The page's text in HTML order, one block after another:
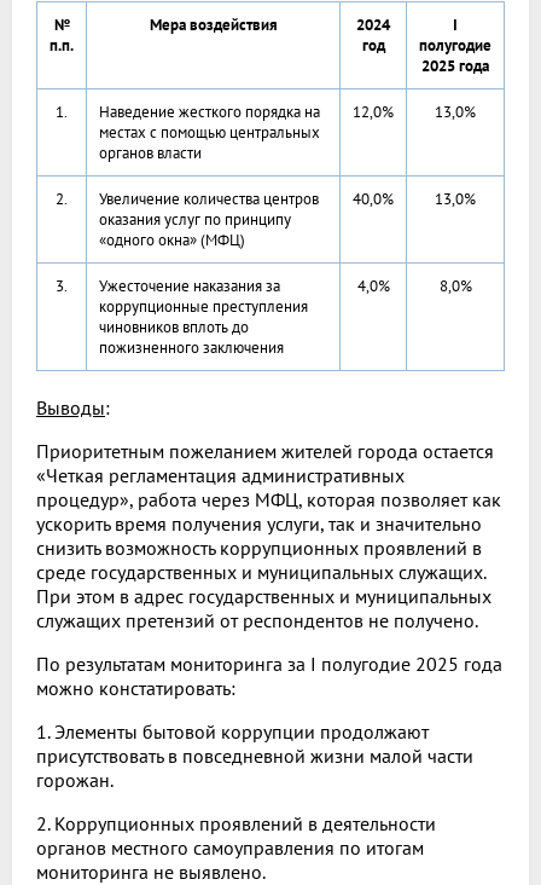
№
п.п.
Мера воздействия
2024
год
I
полугодие
2025 года
1.
Наведение жесткого порядка на
местах с помощью центральных
органов власти
12,0% 13,0%
2.
Увеличение количества центров
оказания услуг по принципу
«одного окна» (МФЦ)
40,0% 13,0%
3.
Ужесточение наказания за
коррупционные преступления
чиновников вплоть до
пожизненного заключения
4,0% 8,0%
Выводы:
Приоритетным пожеланием жителей города остается
«Четкая регламентация административных
процедур», работа через МФЦ, которая позволяет как
ускорить время получения услуги, так и значительно
снизить возможность коррупционных проявлений в
среде государственных и муниципальных служащих.
При этом в адрес государственных и муниципальных
служащих претензий от респондентов не получено.
По результатам мониторинга за I полугодие 2025 года
можно констатировать:
1. Элементы бытовой коррупции продолжают
присутствовать в повседневной жизни малой части
горожан.
2. Коррупционных проявлений в деятельности
органов местного самоуправления по итогам
мониторинга не выявлено.